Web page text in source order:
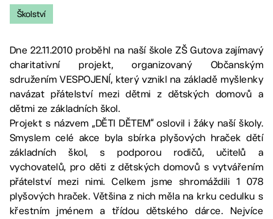
Školství
Dne 22.11.2010 proběhl na naší škole ZŠ Gutova zajímavý
charitativní projekt, organizovaný Občanským
sdružením VESPOJENÍ, který vznikl na základě myšlenky
navázat přátelství mezi dětmi z dětských domovů a
dětmi ze základních škol.
Projekt s názvem „DĚTI DĚTEM“ oslovil i žáky naší školy.
Smyslem celé akce byla sbírka plyšových hraček dětí
základních škol, s podporou rodičů, učitelů a
vychovatelů, pro děti z dětských domovů s vytvářením
přátelství mezi nimi. Celkem jsme shromáždili 1 078
plyšových hraček. Většina z nich měla na krku cedulku s
křestním jménem a třídou dětského dárce. Nejvíce